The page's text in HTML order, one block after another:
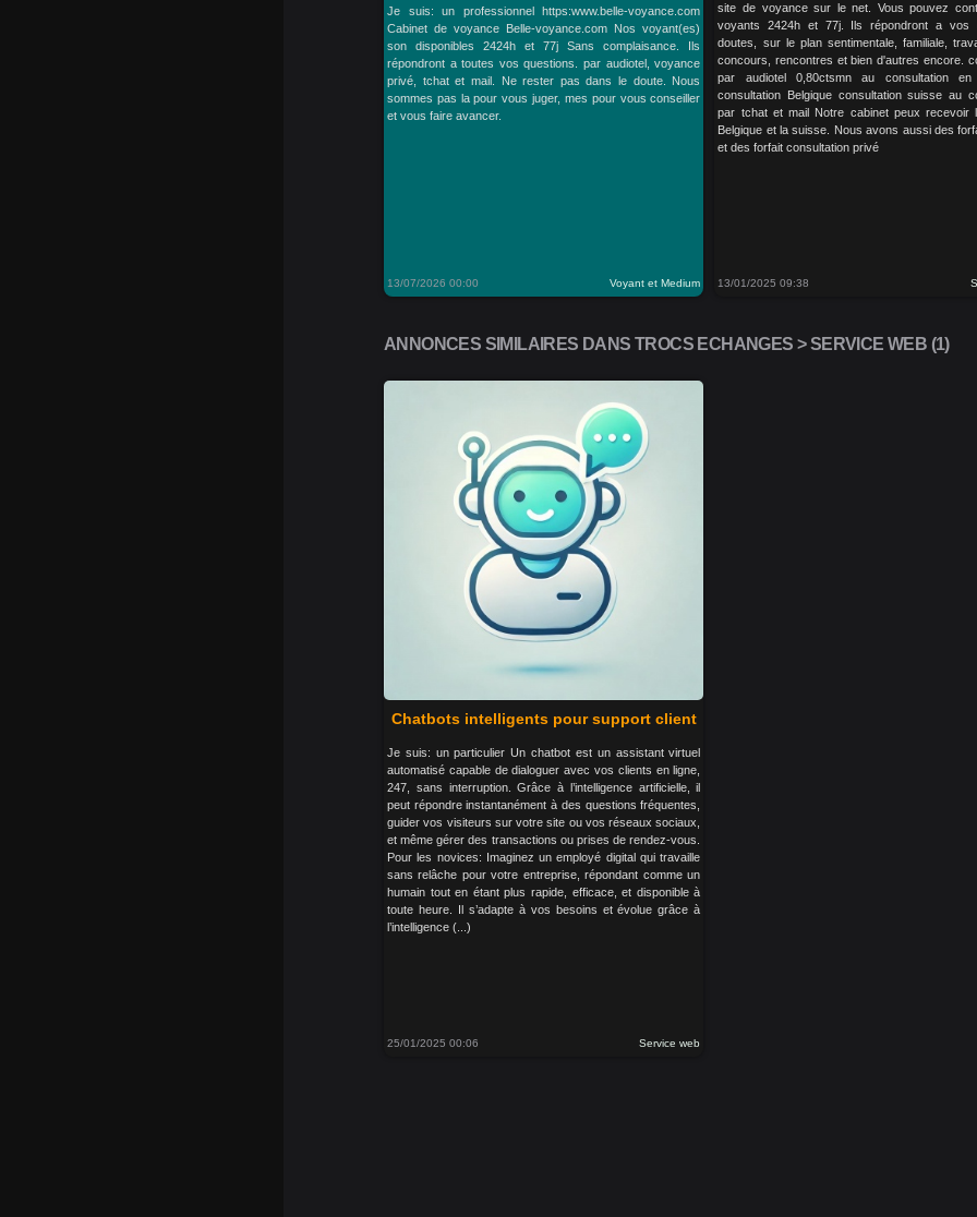
Je suis: un professionnel https:www.belle-voyance.com
Cabinet de voyance Belle-voyance.com Nos voyant(es)
son disponibles 2424h et 77j Sans complaisance. Ils
répondront a toutes vos questions. par audiotel, voyance
privé, tchat et mail. Ne rester pas dans le doute. Nous
sommes pas la pour vous juger, mes pour vous conseiller
et vous faire avancer.
13/07/2026 00:00 Voyant et Medium
site de voyance sur le net. Vous pouvez
voyants 2424h et 77j. Ils répondront a vos
doutes, sur le plan sentimentale, familiale,
concours, rencontres et bien d'autres encore.
par audiotel 0,80ctsmn au consultation
consultation Belgique consultation suisse au
par tchat et mail Notre cabinet peux recevoir
Belgique et la suisse. Nous avons aussi des
et des forfait consultation privé
13/01/2025 09:38
ANNONCES SIMILAIRES DANS TROCS ECHANGES > SERVICE WEB (1)
Chatbots intelligents pour support client
Je suis: un particulier Un chatbot est un assistant virtuel
automatisé capable de dialoguer avec vos clients en ligne,
247, sans interruption. Grâce à l’intelligence artificielle, il
peut répondre instantanément à des questions fréquentes,
guider vos visiteurs sur votre site ou vos réseaux sociaux,
et même gérer des transactions ou prises de rendez-vous.
Pour les novices: Imaginez un employé digital qui travaille
sans relâche pour votre entreprise, répondant comme un
humain tout en étant plus rapide, efficace, et disponible à
toute heure. Il s’adapte à vos besoins et évolue grâce à
l’intelligence (...)
25/01/2025 00:06 Service web